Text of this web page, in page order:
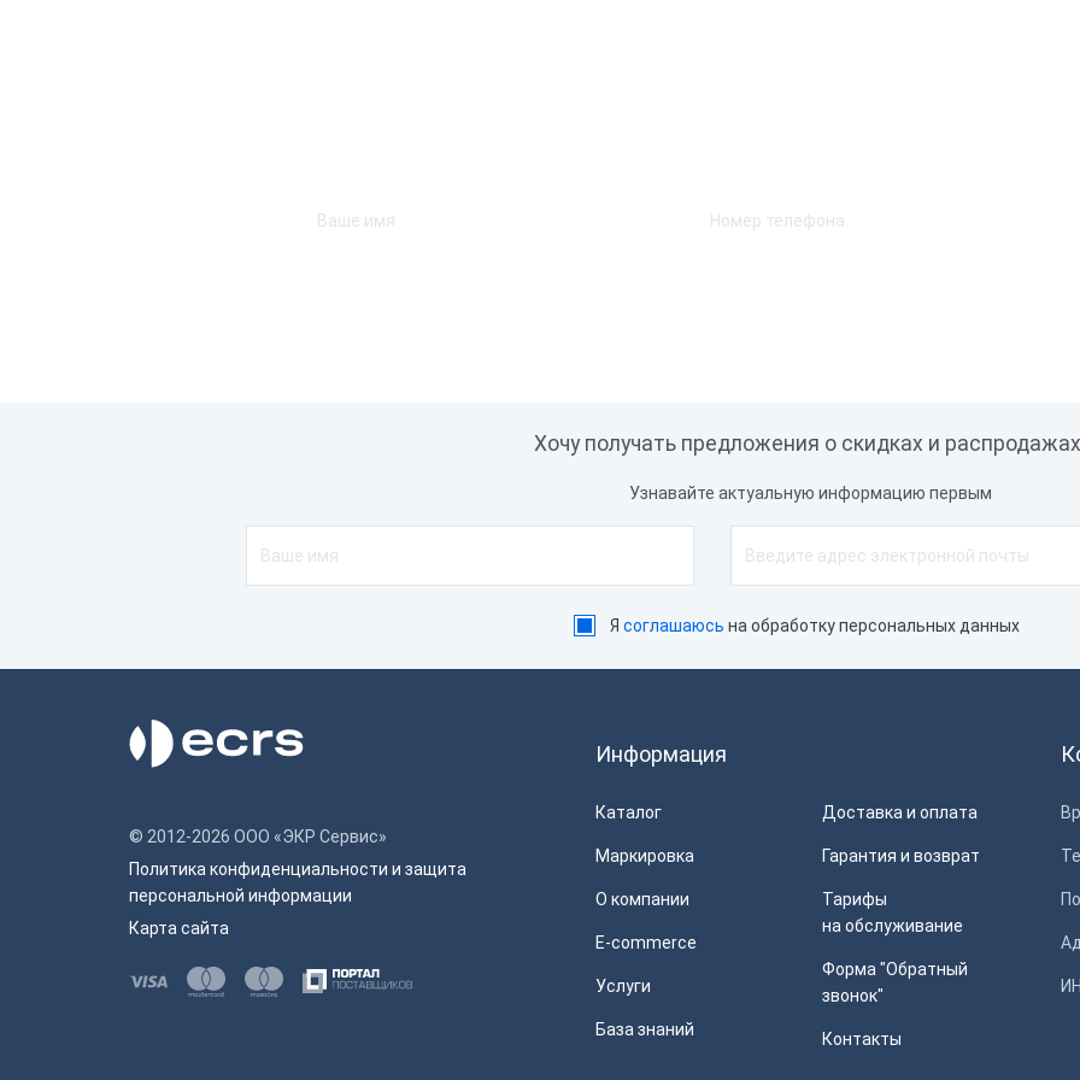
Хочу получать предложения о скидках и
Узнавайте актуальную информацию первым
Я соглашаюсь на обработку персональных данных
© 2012-2026 ООО «ЭКР Сервис»
Политика конфиденциальности и защита
персональной информации
Карта сайта
Информация
Каталог
Маркировка
О компании
E-commerce
Услуги
База знаний
Доставка и оплата
Гарантия и возврат
Тарифы
на обслуживание
Форма "Обратный
звонок"
Контакты